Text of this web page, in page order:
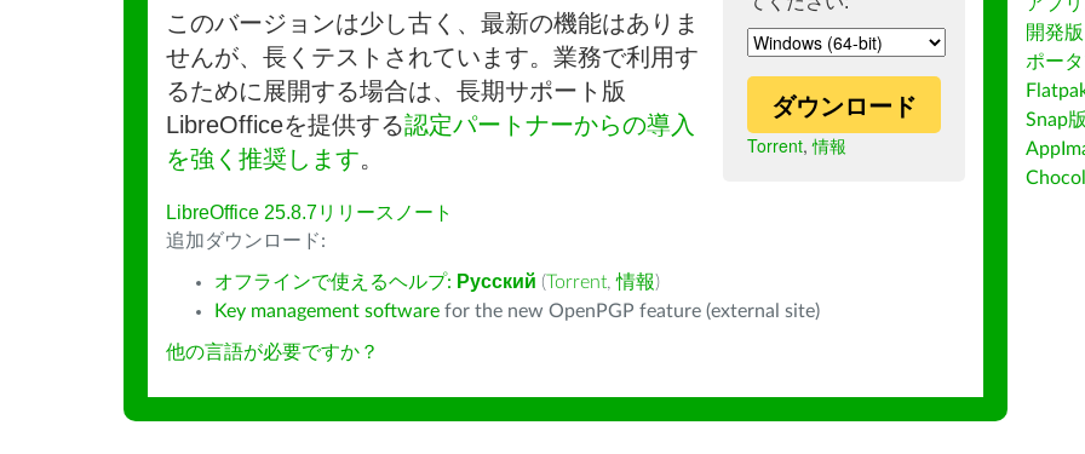
ダウンロード
Torrent,情報
このバージョンは少し古く、最新の機能はありま
せんが、長くテストされています。業務で利用す
るために展開する場合は、長期サポート版
LibreOfficeを提供する認定パートナーからの導入
を強く推奨します。
LibreOffice 25.8.7リリースノート
追加ダウンロード:
オフラインで使えるヘルプ: Русский (Torrent,情報)
Key management software for the new OpenPGP feature (external site)
他の言語が必要ですか？
開発版
ポー
Snap版